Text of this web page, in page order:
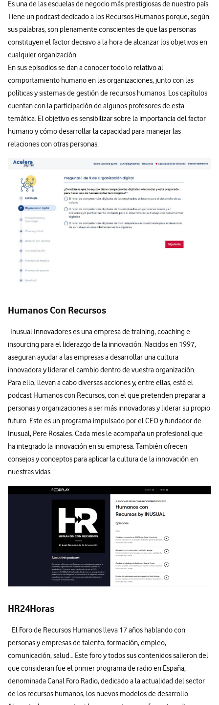
Es una de las escuelas de negocio más prestigiosas de nuestro país.
Tiene un podcast dedicado a los Recursos Humanos porque, según
sus palabras, son plenamente conscientes de que las personas
constituyen el factor decisivo a la hora de alcanzar los objetivos en
cualquier organización.
En sus episodios se dan a conocer todo lo relativo al
comportamiento humano en las organizaciones, junto con las
políticas y sistemas de gestión de recursos humanos. Los capítulos
cuentan con la participación de algunos profesores de esta
temática. El objetivo es sensibilizar sobre la importancia del factor
humano y cómo desarrollar la capacidad para manejar las
relaciones con otras personas.
Humanos Con Recursos
Inusual Innovadores es una empresa de training, coaching e
insourcing para el liderazgo de la innovación. Nacidos en 1997,
aseguran ayudar a las empresas a desarrollar una cultura
innovadora y liderar el cambio dentro de vuestra organización.
Para ello, llevan a cabo diversas acciones y, entre ellas, está el
podcast Humanos con Recursos, con el que pretenden preparar a
personas y organizaciones a ser más innovadoras y liderar su propio
futuro. Este es un programa impulsado por el CEO y fundador de
Inusual, Pere Rosales. Cada mes le acompaña un profesional que
ha integrado la innovación en su empresa. También ofrecen
consejos y conceptos para aplicar la cultura de la innovación en
nuestras vidas.
HR24Horas
El Foro de Recursos Humanos lleva 17 años hablando con
personas y empresas de talento, formación, empleo,
comunicación, salud… Este foro y todos sus contenidos salieron del
que consideran fue el primer programa de radio en España,
denominada Canal Foro Radio, dedicado a la actualidad del sector
de los recursos humanos, los nuevos modelos de desarrollo.